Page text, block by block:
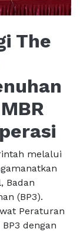
The
melalui
Badan
(BP3).
Peraturan
dengan